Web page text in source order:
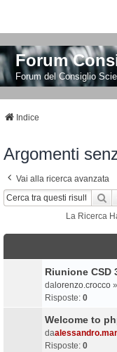
Forum
Forum del Consiglio
Indice
Argomenti
Vai alla ricerca avanzata
La Ricerca
Riunione CSD
da lorenzo.crocco
Risposte: 0
Welcome to
da
Risposte: 0